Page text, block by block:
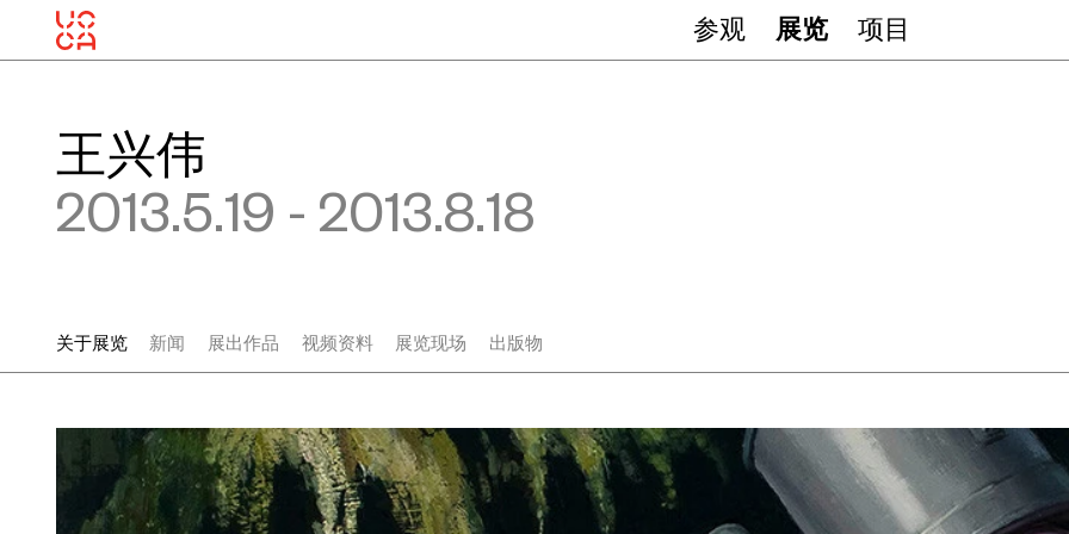
参观 展览 项目
王兴伟
2013.5.19 - 2013.8.18
关于展览 新闻 展出作品 视频资料 展览现场 出版物